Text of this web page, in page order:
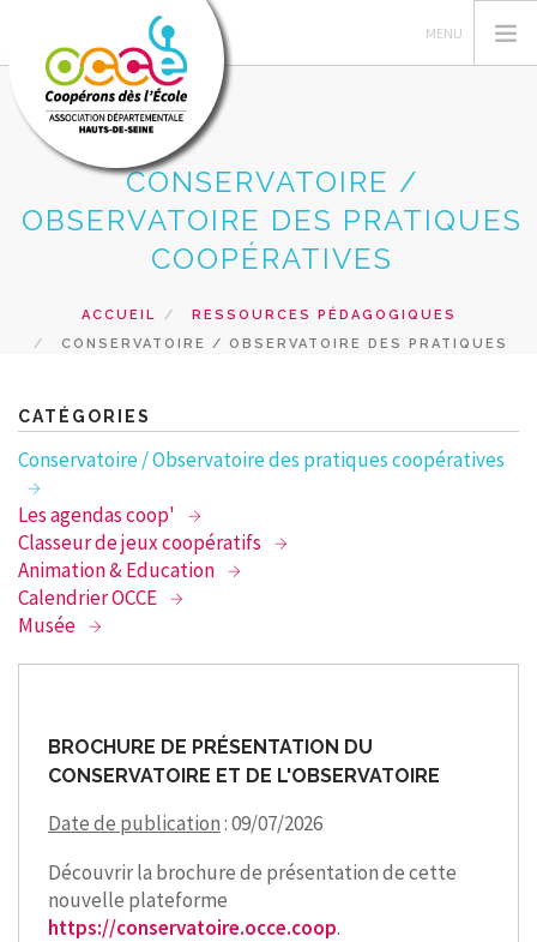
L'OCCE92
GERER SA COOPERATIVE
PRETS ET SERVICES
RECHERCHER
CONTACT
CONSERVATOIRE /
OBSERVATOIRE DES PRATIQUES
COOPÉRATIVES
ACCUEIL
RESSOURCES PÉDAGOGIQUES
CONSERVATOIRE / OBSERVATOIRE DES PRATIQUES
CATÉGORIES
Conservatoire / Observatoire des pratiques coopératives
Les agendas coop'
Classeur de jeux coopératifs
Animation & Education
Calendrier OCCE
Musée
BROCHURE DE PRÉSENTATION DU
CONSERVATOIRE ET DE L'OBSERVATOIRE
Date de publication: 09/07/2026
Découvrir la brochure de présentation de cette
nouvelle plateforme
https://conservatoire.occe.coop.